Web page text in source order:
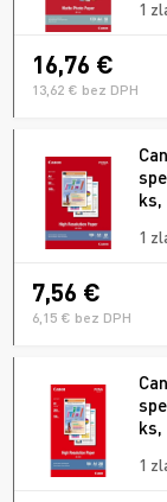
1
16,76 €
13,62 € bez DPH
ks,
1
7,56 €
6,15 € bez DPH
ks,
1